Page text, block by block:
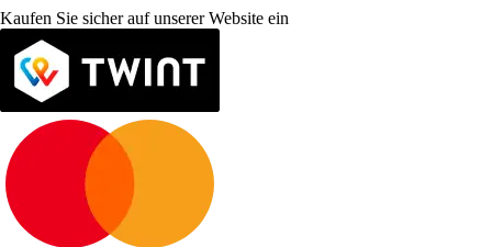
Kaufen Sie sicher auf unserer Website ein